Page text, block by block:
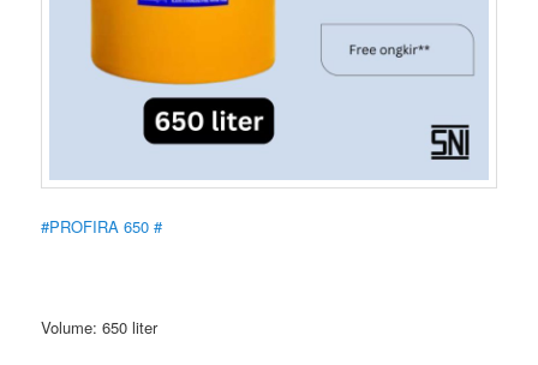
#PROFIRA 650 #
Volume: 650 liter